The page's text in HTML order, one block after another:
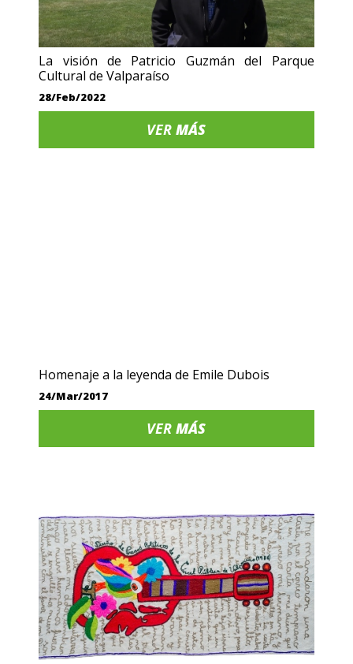
La visión de Patricio Guzmán del Parque
Cultural de Valparaíso
28/Feb/2022
VERMÁS
Homenaje a la leyenda de Emile Dubois
24/Mar/2017
VERMÁS